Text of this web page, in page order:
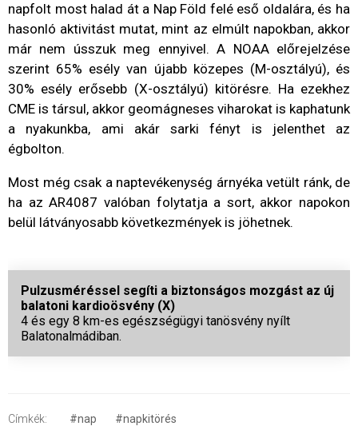
napfolt most halad át a Nap Föld felé eső oldalára, és ha
hasonló aktivitást mutat, mint az elmúlt napokban, akkor
már nem ússzuk meg ennyivel. A NOAA előrejelzése
szerint 65% esély van újabb közepes (M-osztályú), és
30% esély erősebb (X-osztályú) kitörésre. Ha ezekhez
CME is társul, akkor geomágneses viharokat is kaphatunk
a nyakunkba, ami akár sarki fényt is jelenthet az
égbolton.
Most még csak a naptevékenység árnyéka vetült ránk, de
ha az AR4087 valóban folytatja a sort, akkor napokon
belül látványosabb következmények is jöhetnek.
Pulzusméréssel segíti a biztonságos mozgást az új
balatoni kardioösvény (X)
4 és egy 8 km-es egészségügyi tanösvény nyílt
Balatonalmádiban.
Címkék: #nap #napkitörés